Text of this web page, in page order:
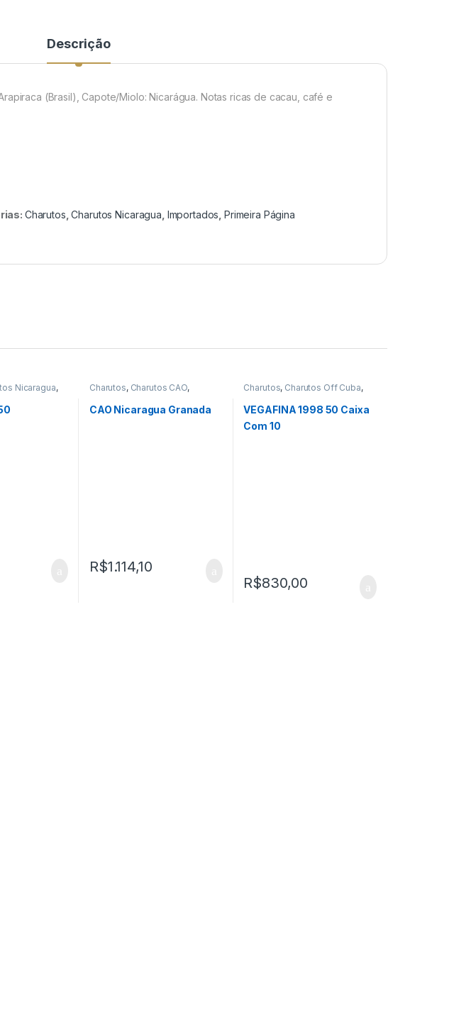
Descrição
(Brasil), Capote/Miolo: Nicarágua. Notas ricas de cacau, café e
Charutos ,Charutos Nicaragua Importados ,Primeira Página
Nicaragua,
Todos
Charutos, Charutos CAO,
Off Cuba
CAO Nicaragua Granada
R$1.114,10
Charutos, Charutos Off Cuba,
Página
VEGAFINA 1998 50 Caixa
Com 10
R$830,00